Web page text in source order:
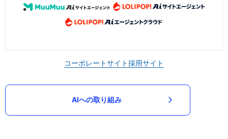
コーポレートサイト採用サイト
AIへの取り組み